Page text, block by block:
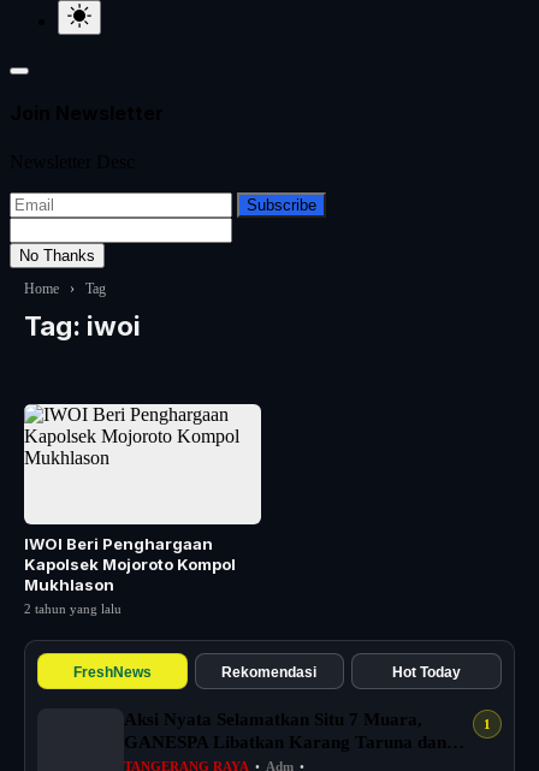
Subscribe
No Thanks
Home › Tag
Tag: iwoi
IWOI Beri Penghargaan
Kapolsek Mojoroto Kompol
Mukhlason
2 tahun yang lalu
FreshNews Rekomendasi Hot Today
Aksi Nyata Selamatkan Situ 7 Muara,
GANESPA Libatkan Karang Taruna dan
Komunitas
TANGERANG RAYA • Adm •